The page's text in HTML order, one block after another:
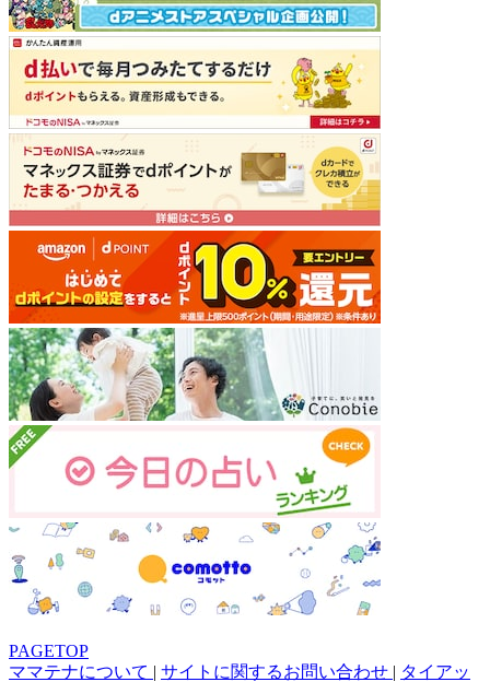
PAGETOP
ママテナについて | サイトに関するお問い合わせ | タイアッ